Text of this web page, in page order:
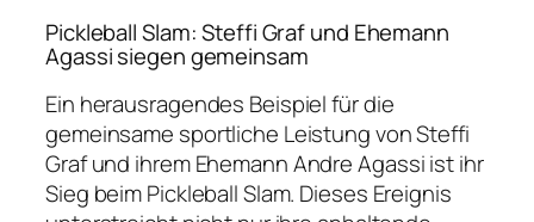
Pickleball Slam: Steffi Graf und Ehemann
Agassi siegen gemeinsam
Ein herausragendes Beispiel für die
gemeinsame sportliche Leistung von Steffi
Graf und ihrem Ehemann Andre Agassi ist ihr
Sieg beim Pickleball Slam. Dieses Ereignis